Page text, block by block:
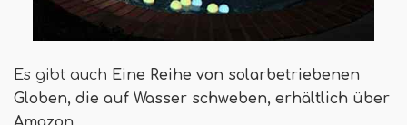
Es gibt auch Eine Reihe von solarbetriebenen
Globen, die auf Wasser schweben, erhältlich über